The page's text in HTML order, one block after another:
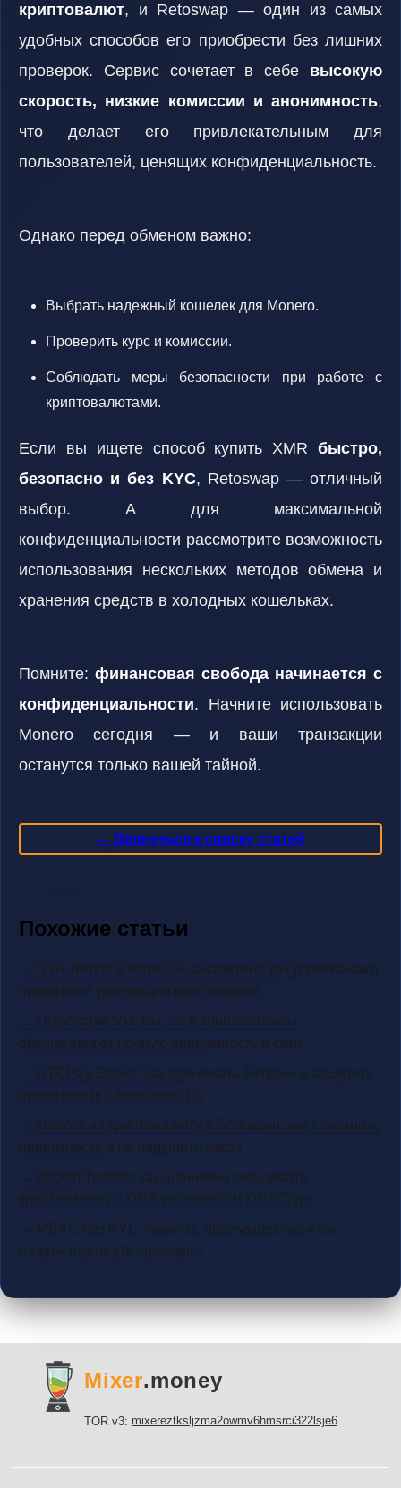
криптовалют, и Retoswap — один из самых
удобных способов его приобрести без лишних
проверок. Сервис сочетает в себе высокую
скорость, низкие комиссии и анонимность,
что делает его привлекательным для
пользователей, ценящих конфиденциальность.
Однако перед обменом важно:
Выбрать надежный кошелек для Monero.
Проверить курс и комиссии.
Соблюдать меры безопасности при работе с
криптовалютами.
Если вы ищете способ купить XMR быстро,
безопасно и без KYC, Retoswap — отличный
выбор. А для максимальной
конфиденциальности рассмотрите возможность
использования нескольких методов обмена и
хранения средств в холодных кошельках.
Помните: финансовая свобода начинается с
конфиденциальности. Начните использовать
Monero сегодня — и ваши транзакции
останутся только вашей тайной.
← Вернуться к списку статей
Похожие статьи
→ STR Report в блокчейн-аналитике: как разоблачают
приватные транзакции криптовалют
→ Disposable VM: как Tor и криптовалюты
обеспечивают полную анонимность в сети
→ BTCPay Server: как принимать биткоин и защитить
приватность с помощью Tor
→ Налоги на криптовалюту в Болгарии: как сохранить
приватность и не нарушить закон
→ Bitcoin Tumble: как анонимно смешивать
криптовалюту с DNS-резолвером DNSCrypt
→ MEXC без KYC: лимиты, преимущества и как
начать торговать анонимно
Mixer.money
TOR v3: mixereztksljzma2owmv6hmsrci322lsje6m3svicoddk3xbgvhd2fid.onion